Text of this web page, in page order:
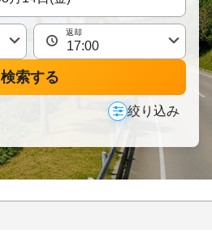
返却
検索する
絞り込み